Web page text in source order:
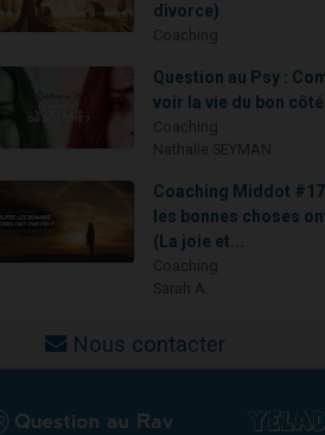
divorce)
Question au Psy :
voir la vie du bon côté
Coaching Middot
les bonnes choses
(La joie et...
Nous contacter